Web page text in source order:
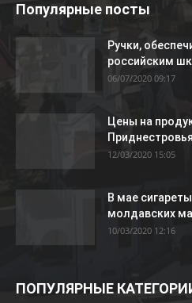
Популярные посты
Ручки,
российским
06/07/2020 09:17
Цены на
12/03/2020 15:05
В мае
молдавских
10/03/2020 12:16
ПОПУЛЯРНЫЕ